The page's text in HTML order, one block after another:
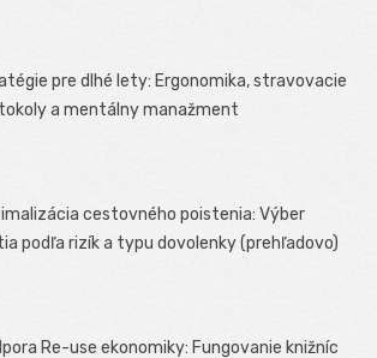
pre dlhé lety: Ergonomika, stravovacie
a mentálny manažment
cestovného poistenia: Výber
podľa rizík a typu dovolenky (prehľadovo)
Re-use ekonomiky: Fungovanie knižníc